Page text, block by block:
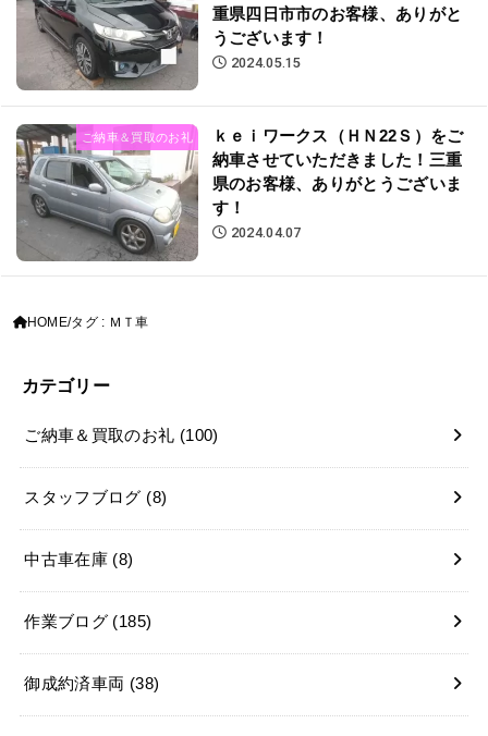
重県四日市市のお客様、ありがと
うございます！
2024.05.15
ご納車＆買取のお礼
ｋｅｉワークス（ＨＮ22Ｓ）をご
納車させていただきました！三重
県のお客様、ありがとうございま
す！
2024.04.07
HOME タグ : ＭＴ車
カテゴリー
ご納車＆買取のお礼 (100)
スタッフブログ (8)
中古車在庫 (8)
作業ブログ (185)
御成約済車両 (38)